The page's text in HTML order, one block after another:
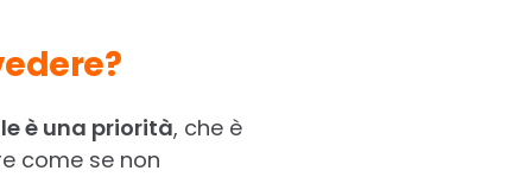
è una priorità, che è
come se non